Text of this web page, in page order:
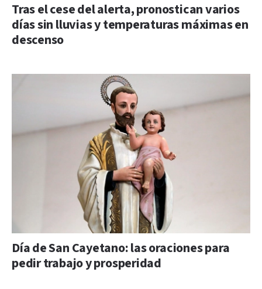
Tras el cese del alerta, pronostican varios
días sin lluvias y temperaturas máximas en
descenso
Día de San Cayetano: las oraciones para
pedir trabajo y prosperidad